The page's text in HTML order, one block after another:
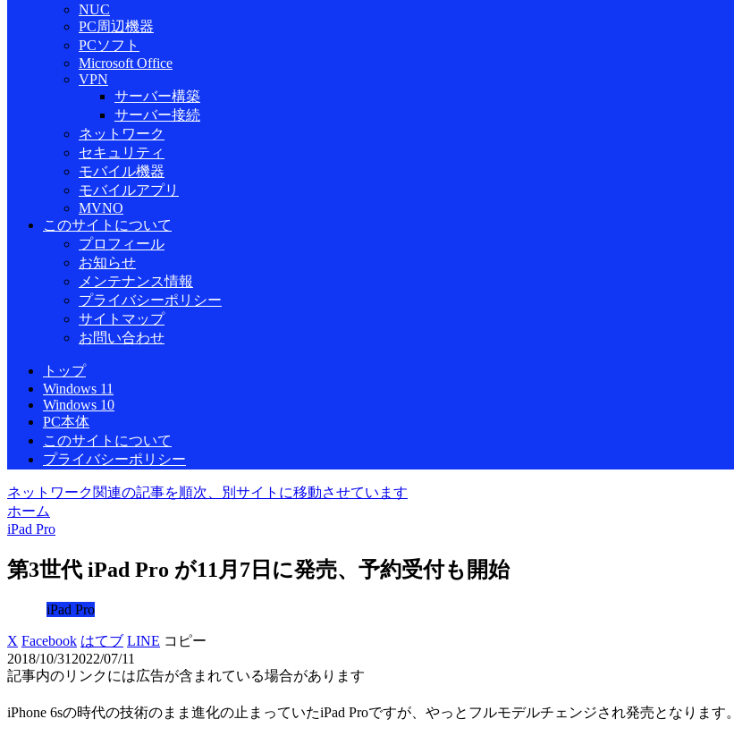
NUC
PC周辺機器
PCソフト
Microsoft Office
VPN
サーバー構築
サーバー接続
ネットワーク
セキュリティ
モバイル機器
モバイルアプリ
MVNO
このサイトについて
プロフィール
お知らせ
メンテナンス情報
プライバシーポリシー
サイトマップ
お問い合わせ
トップ
Windows 11
Windows 10
PC本体
このサイトについて
プライバシーポリシー
ネットワーク関連の記事を順次、別サイトに移動させています
ホーム
iPad Pro
第3世代 iPad Pro が11月7日に発売、予約受付も開始
iPad Pro
X Facebook はてブ LINE コピー
2018/10/31 2022/07/11
記事内のリンクには広告が含まれている場合があります
iPhone 6sの時代の技術のまま進化の止まっていたiPad Proですが、やっとフルモデルチェンジされ発売となります。